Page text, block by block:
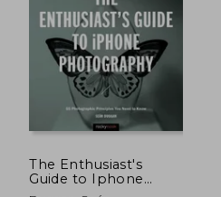
55%
dcto. $ 77.986
The Enthusiast's
Guide to Iphone
Photography: 63